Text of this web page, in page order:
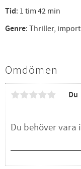
Tid: 1 tim 42 min
Genre: Thriller, import
Omdömen
Du